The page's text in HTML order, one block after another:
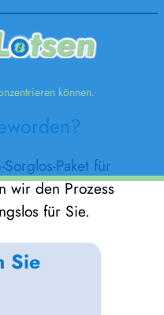
können.
Paket für
wir den Prozess
für Sie.
Sie